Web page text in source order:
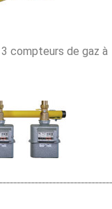
compteurs de gaz à